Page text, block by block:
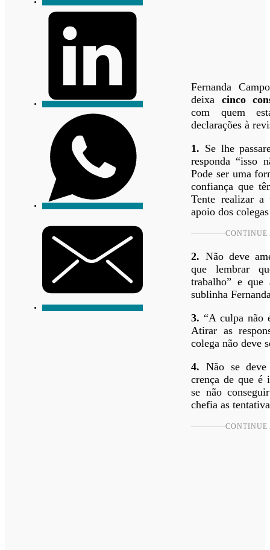
Fernanda
deixa cinco
com quem
declarações à
1. Se lhe
responda “isso
Pode ser uma
confiança que
Tente realizar a
apoio dos
CONTINUE
2. Não deve
que lembrar
trabalho” e que
sublinha
3. “A culpa não
Atirar as
colega não deve
4. Não se
crença de que é
se não
chefia as
CONTINUE